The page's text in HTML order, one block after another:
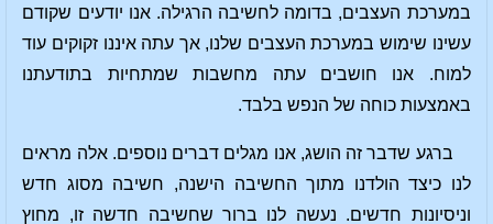
במערכת העצבים, בדומה לחשיבה הרגילה. אנו יודעים שקודם
עשינו שימוש במערכת העצבים שלנו, אך עתה איננו זקוקים עוד
למוח. אנו חושבים עתה מחשבות שמתחיות בתודעתנו
באמצעות כוחה של הנפש בלבד.
ברגע שדבר זה הושג, אנו מגלים דברים נוספים. אלה מראים
לנו כיצד הולדנו מתוך החשיבה הישנה, חשיבה מסוג חדש
וניסיונות חדשים. נעשה לנו ברור שחשיבה חדשה זו, מחוץ